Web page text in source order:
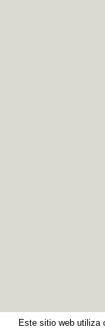
Este sitio web utiliza